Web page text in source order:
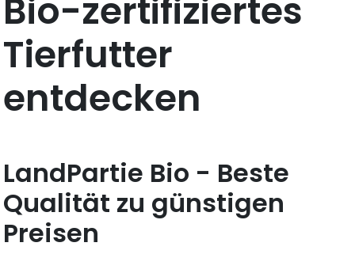
Bio-zertifiziertes
Tierfutter
entdecken
LandPartie Bio - Beste
Qualität zu günstigen
Preisen